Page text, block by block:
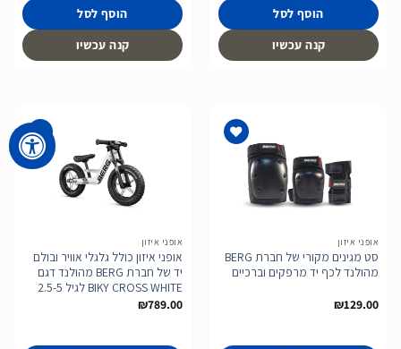
הוסף לסל
קנה עכשיו
הוסף לסל
קנה עכשיו
אופני איזון
סט מגינים מקורי של חברת BERG
מהולנד לכף יד מרפקים וברכיים
₪129.00
אופני איזון
אופני איזון כולל גלגלי אוויר ובולם
יד של חברת BERG מהולנד דגם
BIKY CROSS WHITE לגיל 2.5-5
₪789.00